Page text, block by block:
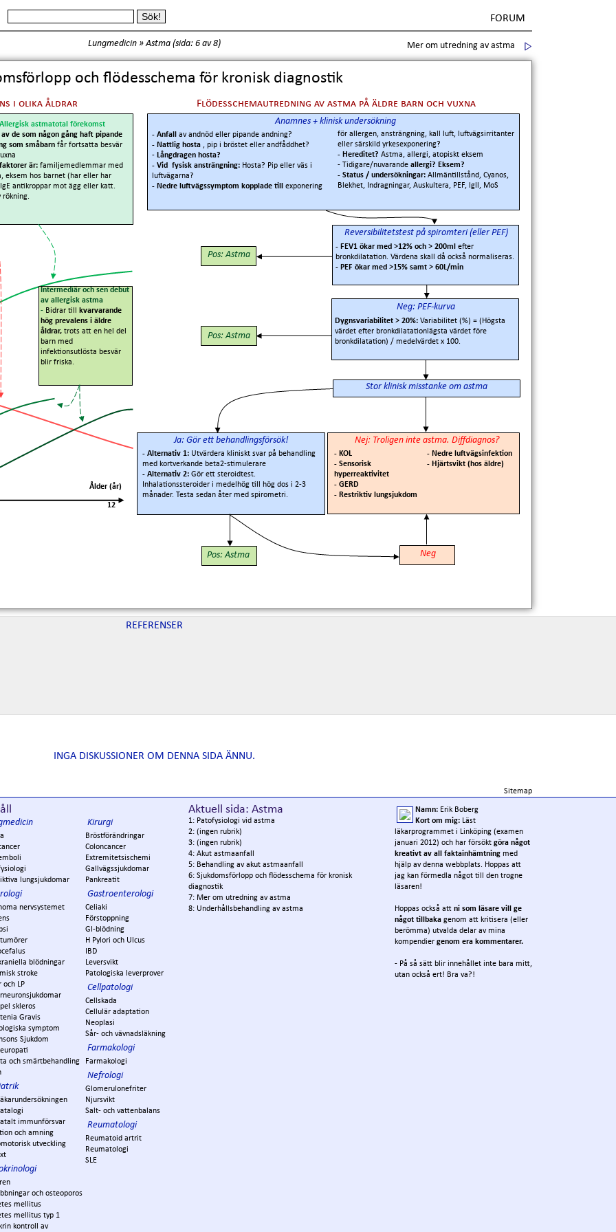
FORUM
Lungmedicin»Astma(sida: 6av 8) Mer om utredning av astma
och flödesschema för kronisk diagnostik
Flödesschemautredning av astma på äldre barn och vuxna
Anamnes + klinisk undersökning
- Anfall av andnöd eller pipande andning?
- Nattlig hosta , pip i bröstet eller andfåddhet?
- Långdragen hosta?
- Vid fysisk ansträngning: Hosta? Pip eller väs i
luftvägarna?
- Nedre luftvägssymptom kopplade till exponering
för allergen, ansträngning, kall luft, luftvägsirritanter
eller särskild yrkesexponering?
- Hereditet? Astma, allergi, atopiskt eksem
- Tidigare/nuvarande allergi? Eksem?
- Status / undersökningar: Allmäntillstånd, Cyanos,
Blekhet, Indragningar, Auskultera, PEF, lgll, MoS
Reversibilitetstest på spiromteri (eller PEF)
- FEV1 ökar med >12% och > 200ml efter
bronkdilatation. Värdena skall då också normaliseras.
- PEF ökar med >15% samt > 60L/min
Pos: Astma
Neg: PEF-kurva
Dygnsvariabilitet > 20%: Variabilitet (%) = (Högsta
värdet efter bronkdilatationlägsta värdet före
bronkdilatation) / medelvärdet x 100.
Pos: Astma
Stor klinisk misstanke om astma
Ja: Gör ett behandlingsförsök!
- Alternativ 1: Utvärdera kliniskt svar på behandling
med kortverkande beta2-stimulerare
- Alternativ 2: Gör ett steroidtest.
Inhalationssteroider i medelhög till hög dos i 2-3
månader. Testa sedan åter med spirometri.
Nej: Troligen inte astma. Diffdiagnos?
- KOL
- Sensorisk
hyperreaktivitet
- GERD
- Restriktiv lungsjukdom
- Nedre luftvägsinfektion
- Hjärtsvikt (hos äldre)
Pos: Astma Neg
12
Allergisk astmatotal förekomst
av de som någon gång haft pipande
som småbarn får fortsatta besvär
är: familjemedlemmar med
eksem hos barnet (har eller har
antikroppar mot ägg eller katt.
rökning.
Intermediär och sen debut
av allergisk astma
- Bidrar till
kvarvarande
hög prevalens i äldre
åldrar, trots att en hel del
barn med
infektionsutlösta besvär
blir friska.
Ålder (år)
i olika åldrar
REFERENSER
INGA DISKUSSIONER OM DENNA SIDA ÄNNU.
Sitemap
lungsjukdomar
nervsystemet
blödningar
stroke
och LP
skleros
Gravis
symptom
Sjukdom
och smärtbehandling
immunförsvar
och amning
utveckling
och osteoporos
mellitus
mellitus typ 1
kontroll av
Kirurgi
Bröstförändringar
Coloncancer
Extremitetsischemi
Gallvägssjukdomar
Pankreatit
Gastroenterologi
Celiaki
Förstoppning
GI-blödning
H Pylori och Ulcus
IBD
Leversvikt
Patologiska leverprover
Cellpatologi
Cellskada
Cellulär adaptation
Neoplasi
Sår- och vävnadsläkning
Farmakologi
Farmakologi
Nefrologi
Glomerulonefriter
Njursvikt
Salt- och vattenbalans
Reumatologi
Reumatoid artrit
Reumatologi
SLE
Namn: Erik Boberg
Kort om mig: Läst
läkarprogrammet i Linköping (examen
januari 2012) och har försökt göra något
kreativt av all faktainhämtning med
hjälp av denna webbplats. Hoppas att
jag kan förmedla något till den trogne
läsaren!
Hoppas också att ni som läsare vill ge
något tillbaka genom att kritisera (eller
berömma) utvalda delar av mina
kompendier genom era kommentarer.
- På så sätt blir innehållet inte bara mitt,
utan också ert! Bra va?!
Aktuell sida: Astma
1: Patofysiologi vid astma
2: (ingen rubrik)
3: (ingen rubrik)
4: Akut astmaanfall
5: Behandling av akut astmaanfall
6: Sjukdomsförlopp och flödesschema för kronisk
diagnostik
7: Mer om utredning av astma
8: Underhållsbehandling av astma